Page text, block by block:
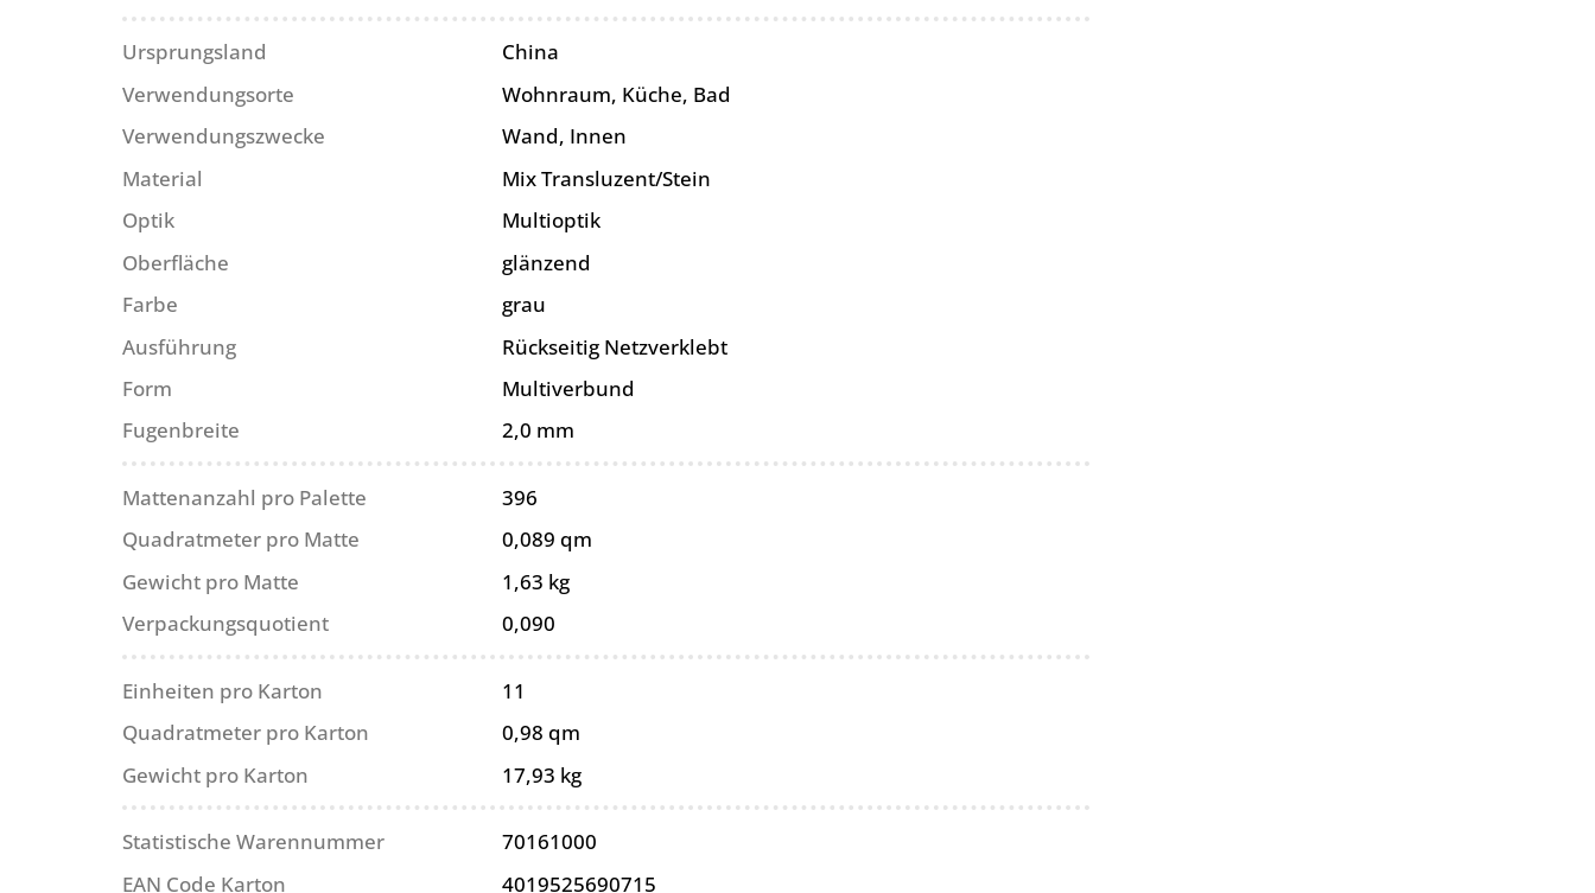
Ursprungsland
China
Verwendungsorte
Wohnraum, Küche, Bad
Verwendungszwecke
Wand, Innen
Material
Mix Transluzent/Stein
Optik
Multioptik
Oberfläche
glänzend
Farbe
grau
Ausführung
Rückseitig Netzverklebt
Form
Multiverbund
Fugenbreite
2,0 mm
Mattenanzahl pro Palette
396
Quadratmeter pro Matte
0,089 qm
Gewicht pro Matte
1,63 kg
Verpackungsquotient
0,090
Einheiten pro Karton
11
Quadratmeter pro Karton
0,98 qm
Gewicht pro Karton
17,93 kg
Statistische Warennummer
70161000
EAN Code Karton
4019525690715